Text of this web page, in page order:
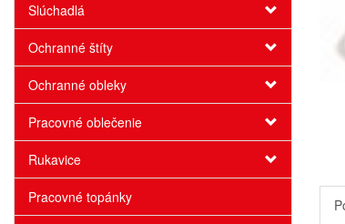
Slúchadlá
Ochranné štíty
Ochranné obleky
Pracovné oblečenie
Rukavice
Pracovné topánky